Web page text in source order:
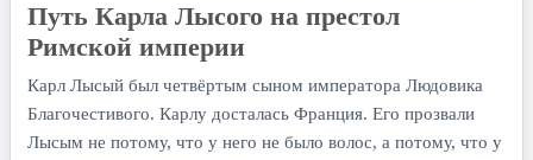
Путь Карла Лысого на престол
Римской империи
Карл Лысый был четвёртым сыном императора Людовика
Благочестивого. Карлу досталась Франция. Его прозвали
Лысым не потому, что у него не было волос, а потому, что у